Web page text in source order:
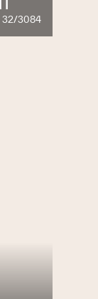
32/3084